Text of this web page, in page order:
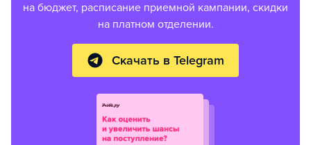
на бюджет, расписание приемной кампании, скидки
на платном отделении.
Скачать в Telegram